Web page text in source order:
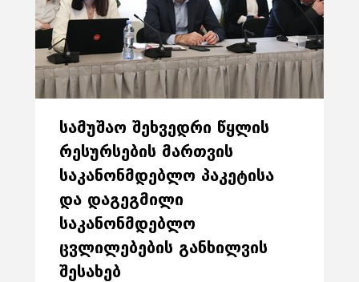
ᲡᲐᲛᲣᲨᲐᲝ ᲨᲔᲮᲕᲔᲓᲠᲘ ᲬᲧᲚᲘᲡ
ᲠᲔᲡᲣᲠᲡᲔᲑᲘᲡ ᲛᲐᲠᲗᲕᲘᲡ
ᲡᲐᲙᲐᲜᲝᲜᲛᲓᲔᲑᲚᲝ ᲞᲐᲙᲔᲢᲘᲡᲐ
ᲓᲐ ᲓᲐᲒᲔᲒᲛᲘᲚᲘ
ᲡᲐᲙᲐᲜᲝᲜᲛᲓᲔᲑᲚᲝ
ᲪᲕᲚᲘᲚᲔᲑᲔᲑᲘᲡ ᲒᲐᲜᲮᲘᲚᲕᲘᲡ
ᲨᲔᲡᲐᲮᲔᲑ